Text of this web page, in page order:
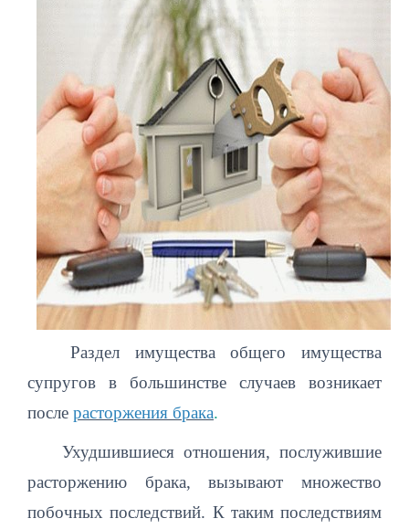
Раздел имущества общего имущества
супругов в большинстве случаев возникает
после расторжения брака.
Ухудшившиеся отношения, послужившие
расторжению брака, вызывают множество
побочных последствий. К таким последствиям